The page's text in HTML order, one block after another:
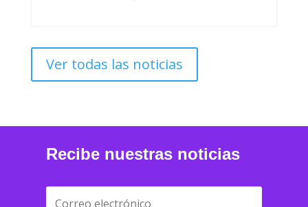
Ver todas las noticias
Recibe nuestras noticias